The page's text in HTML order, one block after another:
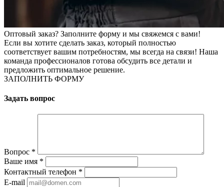
Оптовый заказ? Заполните форму и мы свяжемся с вами!
Если вы хотите сделать заказ, который полностью
соответствует вашим потребностям, мы всегда на связи! Наша
команда профессионалов готова обсудить все детали и
предложить оптимальное решение.
ЗАПОЛНИТЬ ФОРМУ
Задать вопрос
Вопрос *
Ваше имя *
Контактный телефон *
E-mail